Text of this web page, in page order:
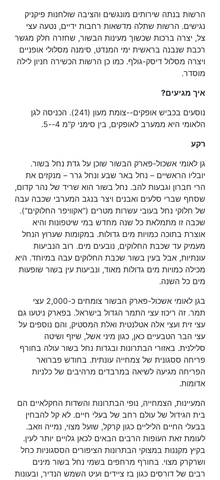
הרשות בנתה שירותים מונגשים והציבה שולחנות פיקניק
נגישים. הרשות שתלה מדשאות רחבות ידיים, נטעה עצי
צל, יצרה ברכות שכשוך מעינות הבשור, שחזרה חלק מגשר
רכבת שנבנה בראשית ימי המנדט, סימנה מסלולי אופניים
ויצרה מסלול דיסק-גולף. כמו כן הרשות הכשירה חניון לילה
מוסדר.
איך מגיעים?
נוסעים בכביש אופקים--צומת מעון (241). הכניסה לגן
הלאומי היא ממערב לאופקים, בין סימני ק"מ 4--5.
רקע
גן לאומי אשכול-פארק הבשור שוכן על גדת נחל בשור.
יובליו הראשיים – נחל באר שבע ונחל גרר – מנקזים את
הרי חברון וגבעות להב. נחל בשור הוא שריד של נהר קדום,
שסחף שברי סלעים ואבנים ויצר בנגב המערבי שכבה עבה
של חלוקי נחל בעובי עשרות מטרים ("אקוויפר החלוקים").
שכבה זו מתמלאת כל שנה מחדש במי שיטפונות והיא
אוצרת בתוכה כמויות מים גדולות. במקומות שערוץ הנחל
מעמיק עד שכבת החלוקים, נובעים מים. רוב הנביעות
עונתיות, אבל בעין בשור שכבת החלוקים עבה במיוחד. היא
מכילה כמויות מים גדולות מאוד, ונביעות עין בשור שופעות
מים כל השנה.
בגן לאומי אשכול-פארק הבשור צומחים כ-2,000 עצי
תמר. זה ריכוז עצי התמר הגדול בישראל. בפארק ניטעו גם
עצי זית ועצי אלה אטלנטית ואלת המסטיק, והם נוספים על
עצי הבר הטבעיים כאן, כגון מיני אשל, שיזף ושיטה
סלילנית. באזורי הבתרונות ובגדות נחל בשור עולה בחורף
פריחה ססגונית של צמחייה עונתית. בחודש פברואר
הפריחה מגיעה לשיאה במרבדים מרהיבים של כלניות
אדומות.
המעיינות, הצמחייה, נופי הבתרונות והשדות החקלאיים הם
בית הגידול של עולם רחב של בעלי חיים. לא קל להבחין
בבעלי החיים הליליים כגון קרקל, שועל מצוי, נמייה וזאב.
לעומת זאת העופות הרבים הבאים לכאן גלויים יותר לעין.
בקיץ מקננות במצוקי הבתרונות הציפורים הססגוניות כחל
ושרקרק מצוי. בחורף מרחפים בשמי נחל בשור מינים
רבים של דורסים כגון בז ציידים ועיט השמש הנדיר, ובעונות